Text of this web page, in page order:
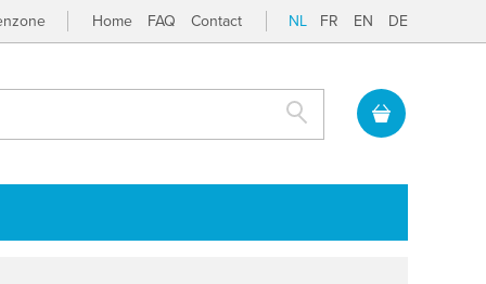
Home FAQ Contact NL FR EN DE
Zoek